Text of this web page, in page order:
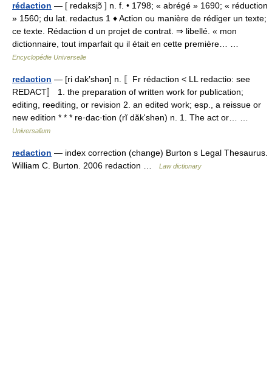
rédaction — [ redaksjɔ̃ ] n. f. • 1798; « abrégé » 1690; « réduction
» 1560; du lat. redactus 1 ♦ Action ou manière de rédiger un texte;
ce texte. Rédaction d un projet de contrat. ⇒ libellé. « mon
dictionnaire, tout imparfait qu il était en cette première… …
Encyclopédie Universelle
redaction — [ri dak′shən] n. 〚Fr rédaction < LL redactio: see
REDACT〛 1. the preparation of written work for publication;
editing, reediting, or revision 2. an edited work; esp., a reissue or
new edition * * * re·dac·tion (rĭ dăkʹshən) n. 1. The act or… …
Universalium
redaction — index correction (change) Burton s Legal Thesaurus.
William C. Burton. 2006 redaction …
Law dictionary